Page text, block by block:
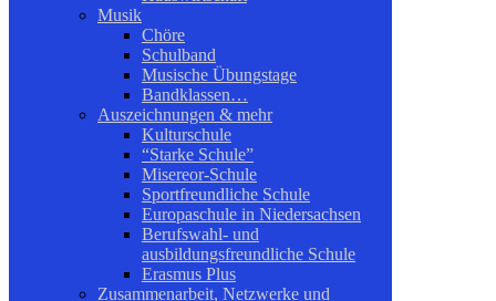
Musik
Chöre
Schulband
Musische Übungstage
Bandklassen…
Auszeichnungen & mehr
Kulturschule
“Starke Schule”
Misereor-Schule
Sportfreundliche Schule
Europaschule in Niedersachsen
Berufswahl- und
ausbildungsfreundliche Schule
Erasmus Plus
Zusammenarbeit, Netzwerke und